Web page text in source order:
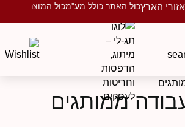
הארץכול האתר כולל מע"מכול המוצרים
ממותגים